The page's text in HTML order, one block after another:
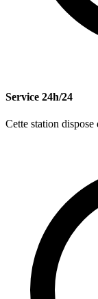
Service 24h/24
Cette station dispose